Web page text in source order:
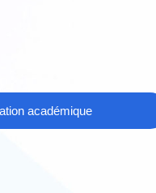
académique